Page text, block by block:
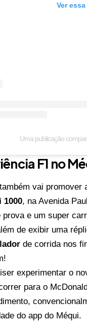
Ver
Uma publicação
F1 no
vai promover
1000, na Avenida
prova e um super
de exibir uma
de corrida nos
experimentar o
para o
do app do Méqui.